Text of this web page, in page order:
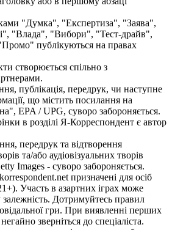
"Думка", "Експертиза", "Заява",
"Влада", "Вибори", "Тест-драйв",
публікуються на правах
створюється спільно з
публікація, передрук, чи наступне
що містить посилання на
EPA / UPG, суворо забороняється.
в розділі Я-Корреспондент є автор
передрук та відтворення
та/або аудіовізуальних творів
Images - суворо забороняється.
призначені для осіб
Участь в азартних іграх може
залежність. Дотримуйтесь правил
гри. При виявленні перших
зверніться до спеціаліста.